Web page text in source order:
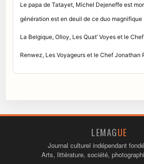
Le papa de Tatayet, Michel Dejeneffe est
génération est en deuil de ce duo magnifique
La Belgique, Olloy, Les Quat’ Voyes et le
Renwez, Les Voyageurs et le Chef Jonathan
LEMAGUE
Journal culturel indépendant
Arts, littérature, société,